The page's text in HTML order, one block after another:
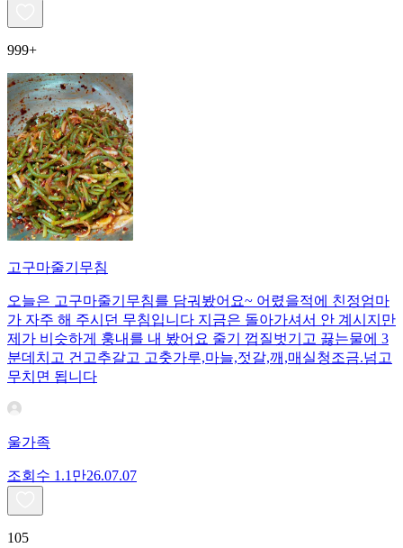
999+
고구마줄기무침
오늘은 고구마줄기무침를 담궈봤어요~ 어렸을적에 친정엄마
가 자주 해 주시던 무침입니다 지금은 돌아가셔서 안 계시지만
제가 비슷하게 훙내를 내 봤어요 줄기 껍질벗기고 끓는물에 3
분데치고 건고추갈고 고춧가루,마늘,젓갈,깨,매실청조금.넘고
무치면 됩니다
울가족
조회수 1.1만26.07.07
105